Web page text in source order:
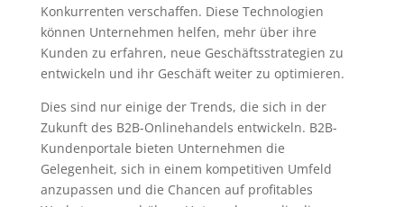
Konkurrenten verschaffen. Diese Technologien
können Unternehmen helfen, mehr über ihre
Kunden zu erfahren, neue Geschäftsstrategien zu
entwickeln und ihr Geschäft weiter zu optimieren.
Dies sind nur einige der Trends, die sich in der
Zukunft des B2B-Onlinehandels entwickeln. B2B-
Kundenportale bieten Unternehmen die
Gelegenheit, sich in einem kompetitiven Umfeld
anzupassen und die Chancen auf profitables